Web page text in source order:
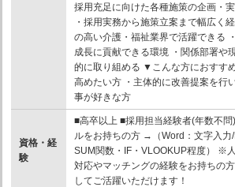
採用充足に向けた各種施策の企画・
・採用実務から施策立案まで幅広く
の高い介護・福祉業界で活躍できる
成長に貢献できる環境 ・関係部署や
的に取り組める ▼こんな方におすす
高めたい方 ・主体的に改善提案を行
事が好きな方
資格・経
験
■高卒以上 ■採用担当経験者(年数不
ルをお持ちの方 →（Word：文字入力/
SUM関数・IF・VLOOKUP程度） ※
対応やマッチングの経験をお持ちの
してご活躍いただけます！